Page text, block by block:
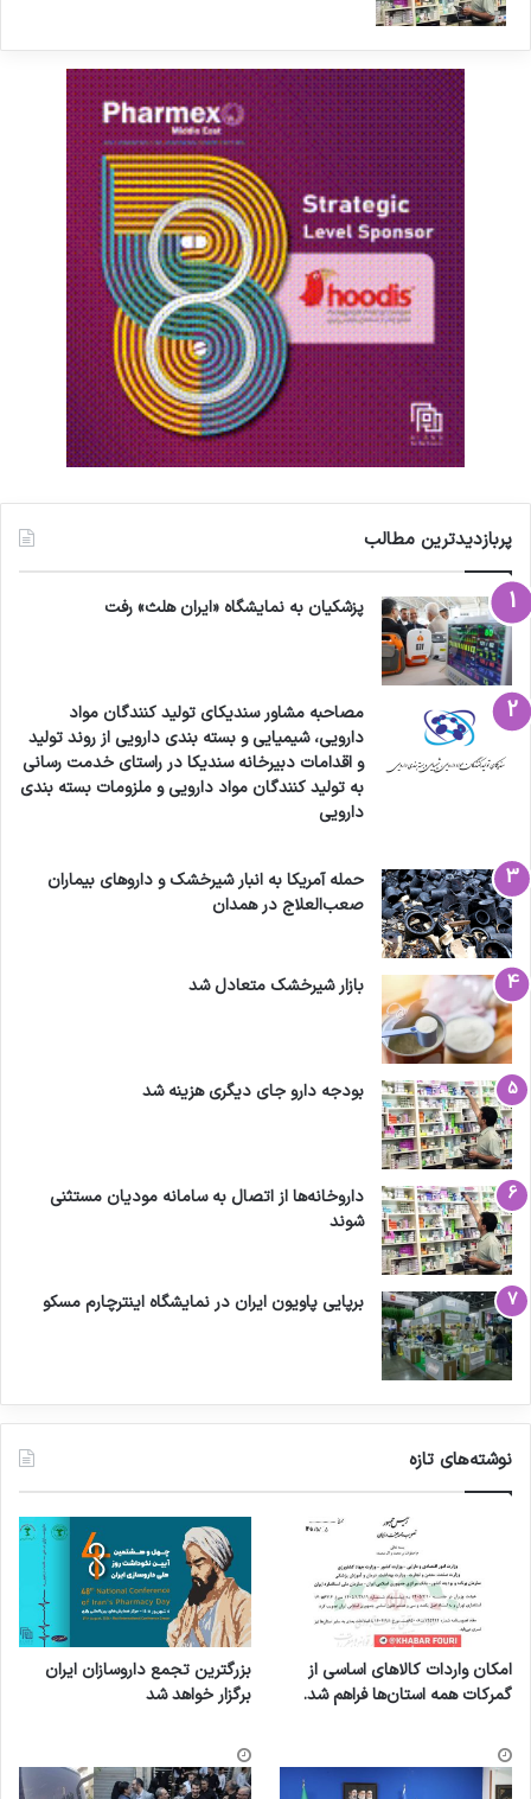
پربازدیدترین مطالب
پزشکیان به نمایشگاه «ایران هلث» رفت
مصاحبه مشاور سندیکای تولید کنندگان مواد
دارویی، شیمیایی و بسته بندی دارویی از روند تولید
و اقدامات دبیرخانه سندیکا در راستای خدمت رسانی
به تولید کنندگان مواد دارویی و ملزومات بسته بندی
دارویی
حمله آمریکا به انبار شیرخشک و داروهای بیماران
صعب‌العلاج در همدان
بازار شیرخشک متعادل شد
بودجه دارو جای دیگری هزینه شد
داروخانه‌ها از اتصال به سامانه مودیان مستثنی
شوند
برپایی پاویون ایران در نمایشگاه اینترچارم مسکو
نوشته‌های تازه
امکان واردات کالاهای اساسی از
گمرکات همه استان‌ها فراهم شد.
بزرگترین تجمع داروسازان ایران
برگزار خواهد شد